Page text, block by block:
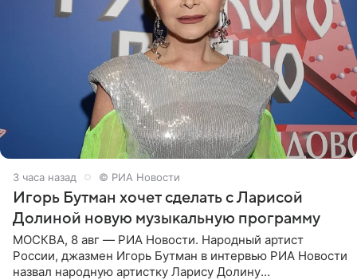
3 часа назад © РИА Новости
Игорь Бутман хочет сделать с Ларисой
Долиной новую музыкальную программу
МОСКВА, 8 авг — РИА Новости. Народный артист
России, джазмен Игорь Бутман в интервью РИА Новости
назвал народную артистку Ларису Долину